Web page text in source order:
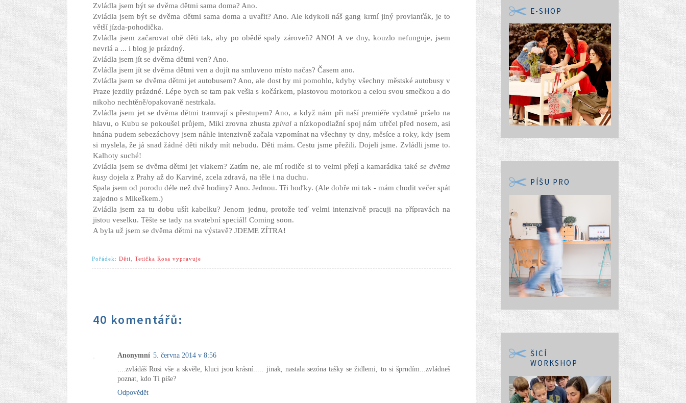
Zvládla jsem být se dvěma dětmi sama doma? Ano.
Zvládla jsem být se dvěma dětmi sama doma a uvařit? Ano. Ale kdykoli náš gang krmí jiný provianťák, je to
větší jízda-pohodička.
Zvládla jsem začarovat obě děti tak, aby po obědě spaly zároveň? ANO! A ve dny, kouzlo nefunguje, jsem
nevrlá a ... i blog je prázdný.
Zvládla jsem jít se dvěma dětmi ven? Ano.
Zvládla jsem jít se dvěma dětmi ven a dojít na smluveno místo načas? Časem ano.
Zvládla jsem se dvěma dětmi jet autobusem? Ano, ale dost by mi pomohlo, kdyby všechny městské autobusy v
Praze jezdily prázdné. Lépe bych se tam pak vešla s kočárkem, plastovou motorkou a celou svou smečkou a do
nikoho nechtěně/opakovaně nestrkala.
Zvládla jsem jet se dvěma dětmi tramvají s přestupem? Ano, a když nám při naší premiéře vydatně pršelo na
hlavu, o Kubu se pokoušel průjem, Miki zrovna zhustazpíval a nízkopodlažní spoj nám ufrčel před nosem, asi
hnána pudem sebezáchovy jsem náhle intenzivně začala vzpomínat na všechny ty dny, měsíce a roky, kdy jsem
si myslela, že já snad žádné děti nikdy mít nebudu. Děti mám. Cestu jsme přežili. Dojeli jsme. Zvládli jsme to.
Kalhoty suché!
Zvládla jsem se dvěma dětmi jet vlakem? Zatím ne, ale mí rodiče si to velmi přejí a kamarádka takése dvěma
kusy dojela z Prahy až do Karviné, zcela zdravá, na těle i na duchu.
Spala jsem od porodu déle než dvě hodiny? Ano. Jednou. Tři hoďky. (Ale dobře mi tak - mám chodit večer spát
zajedno s Mikeškem.)
Zvládla jsem za tu dobu ušít kabelku? Jenom jednu, protože teď velmi intenzivně pracuji na přípravách na
jistou veselku. Těšte se tady na svatební speciál! Coming soon.
A byla už jsem se dvěma dětmi na výstavě? JDEME ZÍTRA!
Pořádek: Děti Tetička Rosa vypravuje
40 komentářů:
Anonymní 5. června 2014 v 8:56
....zvládáš Rosi vše a skvěle, kluci jsou krásní..... jinak, nastala sezóna tašky se židlemi, to si šprndím...zvládneš
poznat, kdo Ti píše?
Odpovědět
E-SHOP
PÍŠU PRO
ŠICÍ
WORKSHOP